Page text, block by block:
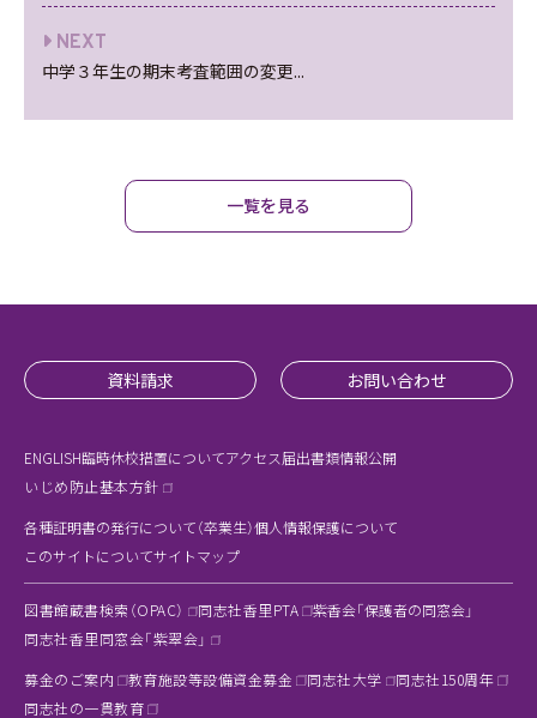
NEXT
中学３年生の期末考査範囲の変更...
一覧を見る
資料請求 お問い合わせ
ENGLISH臨時休校措置についてアクセス届出書類情報公開
いじめ防止基本方針
各種証明書の発行について（卒業生）個人情報保護について
このサイトについてサイトマップ
図書館蔵書検索（OPAC） 同志社香里PTA
紫香会「保護者の同窓会」
同志社香里同窓会「紫翠会」
募金のご案内
教育施設等設備資金募金 同志社大学
同志社150周年
同志社の一貫教育